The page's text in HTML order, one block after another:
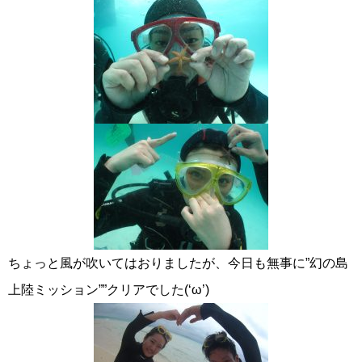
ちょっと風が吹いてはおりましたが、今日も無事に”幻の島
上陸ミッション””クリアでした(‘ω’)